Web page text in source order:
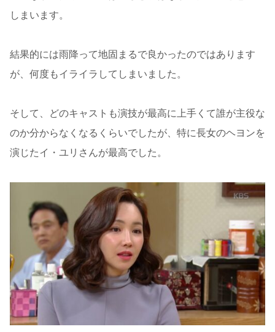
しまいます。
結果的には雨降って地固まるで良かったのではあります
が、何度もイライラしてしまいました。
そして、どのキャストも演技が最高に上手くて誰が主役な
のか分からなくなるくらいでしたが、特に長女のヘヨンを
演じたイ・ユリさんが最高でした。